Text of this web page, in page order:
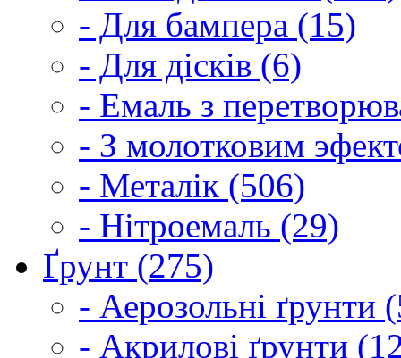
- Для бампера (15)
- Для дісків (6)
- Емаль з
- З молотковим
- Металік (506)
- Нітроемаль (29)
Ґрунт (275)
- Аерозольні ґрунти
- Акрилові ґрунти